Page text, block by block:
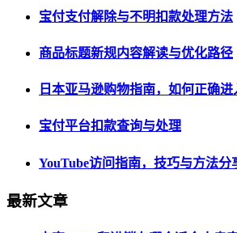
宝付支付解除与不明扣款处理方法
商品标题新规内容解读与优化路径
日本亚马逊购物指南，如何正确进
宝付平台扣款查询与处理
YouTube访问指南，技巧与方法分
最新文章